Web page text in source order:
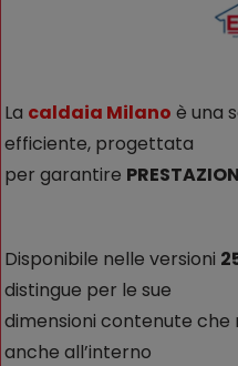
La caldaia Milano è una
efficiente, progettata
per garantire
Disponibile nelle versioni
distingue per le sue
dimensioni contenute che
anche all’interno